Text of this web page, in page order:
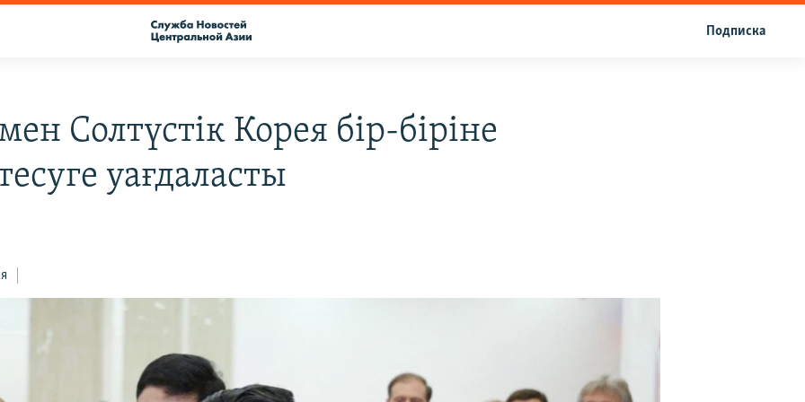
Подписка
Солтүстік Корея бір-біріне
уағдаласты